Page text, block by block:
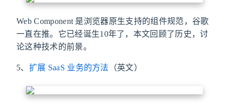
Web Component 是浏览器原生支持的组件规范，谷歌
一直在推。它已经诞生10年了，本文回顾了历史，讨
论这种技术的前景。
5、 扩展 SaaS 业务的方法 （英文）